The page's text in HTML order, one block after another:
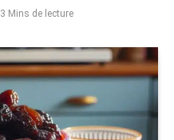
3 Mins de lecture